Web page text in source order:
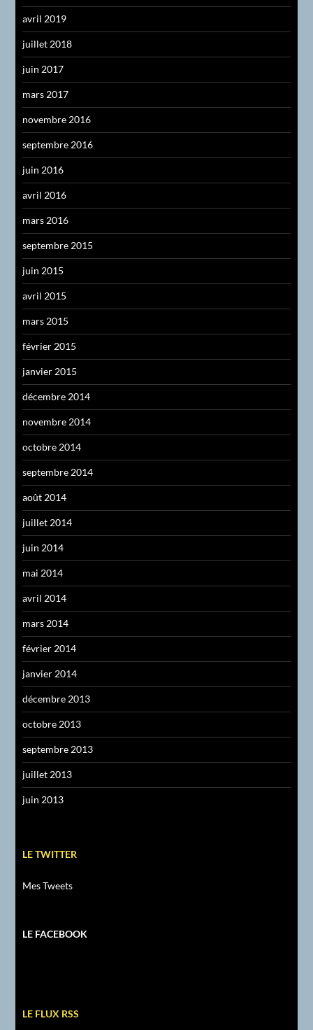
avril 2019
juillet 2018
juin 2017
mars 2017
novembre 2016
septembre 2016
juin 2016
avril 2016
mars 2016
septembre 2015
juin 2015
avril 2015
mars 2015
février 2015
janvier 2015
décembre 2014
novembre 2014
octobre 2014
septembre 2014
août 2014
juillet 2014
juin 2014
mai 2014
avril 2014
mars 2014
février 2014
janvier 2014
décembre 2013
octobre 2013
septembre 2013
juillet 2013
juin 2013
LE TWITTER
Mes Tweets
LE FACEBOOK
LE FLUX RSS